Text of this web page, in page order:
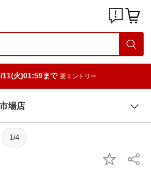
11(火)01:59まで 要エントリー
場店
1/4